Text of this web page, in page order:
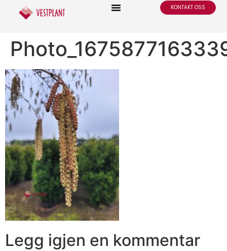
KONTAKT OSS
Legg igjen en kommentar